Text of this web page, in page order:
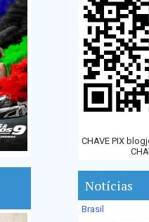
CHAVE PIX
Notícias
Brasil